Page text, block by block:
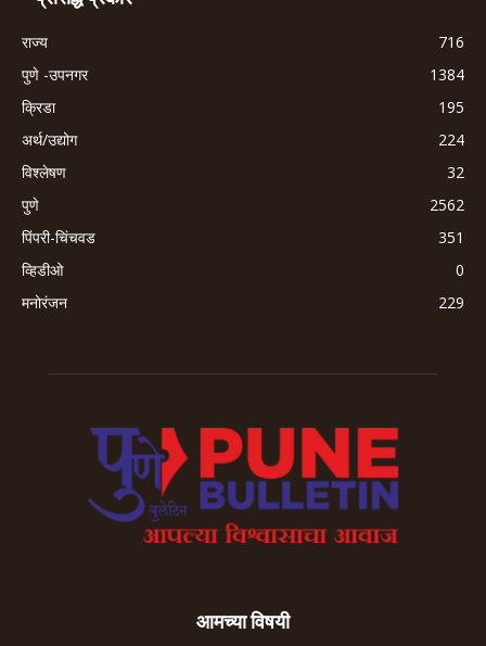
राज्य
716
पुणे -उपनगर
1384
क्रिडा
195
अर्थ/उद्योग
224
विश्लेषण
32
पुणे
2562
पिंपरी-चिंचवड
351
व्हिडीओ
0
मनोरंजन
229
आमच्या विषयी